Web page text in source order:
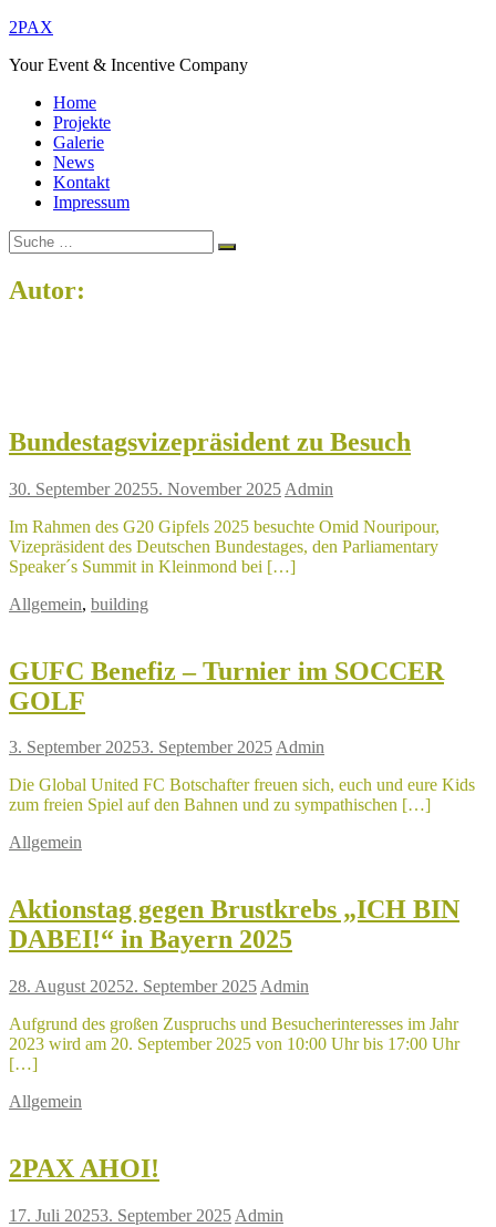
Zum
springen
2PAX
Your Event & Incentive Company
Home
Projekte
Galerie
News
Kontakt
Impressum
Suche
nach:
Suchen
Autor:
Bundestagsvizepräsident zu Besuch
30. September 20255. November 2025 Admin
Im Rahmen des G20 Gipfels 2025 besuchte Omid Nouripour,
Vizepräsident des Deutschen Bundestages, den Parliamentary
Speaker´s Summit in Kleinmond bei […]
Allgemein, building
GUFC Benefiz – Turnier im SOCCER
GOLF
3. September 20253. September 2025Admin
Die Global United FC Botschafter freuen sich, euch und eure Kids
zum freien Spiel auf den Bahnen und zu sympathischen […]
Allgemein
Aktionstag gegen Brustkrebs „ICH BIN
DABEI!“ in Bayern 2025
28. August 20252. September 2025 Admin
Aufgrund des großen Zuspruchs und Besucherinteresses im Jahr
2023 wird am 20. September 2025 von 10:00 Uhr bis 17:00 Uhr
[…]
Allgemein
2PAX AHOI!
17. Juli 20253. September 2025 Admin